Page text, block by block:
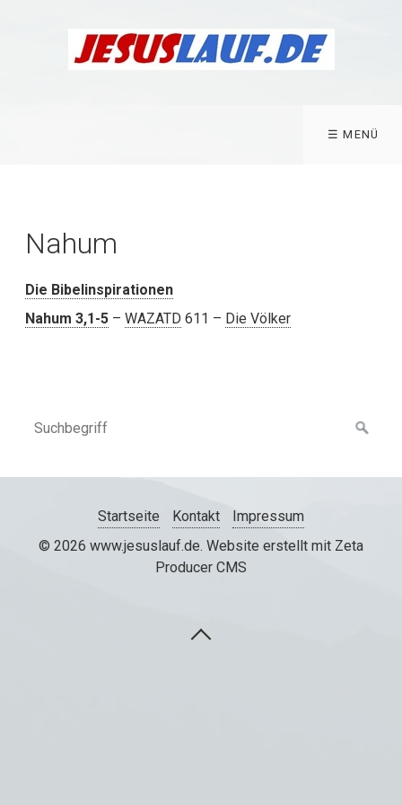
☰ MENÜ
Nahum
Die Bibelinspirationen
Nahum 3,1-5 –WAZATD 611 – Die Völker
Startseite Kontakt
Impressum
© 2026 www.jesuslauf.de. Website erstellt mit Zeta
Producer CMS